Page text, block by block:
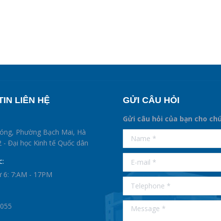
LIÊN HỆ
Phường Bạch Mai, Hà
- Đại học Kinh tế Quốc dân
7:AM - 17PM
GỬI CÂU HỎI
Gửi câu hỏi của bạn cho
supertotobet
betist
Name *
E-mail *
Telephone *
Message *